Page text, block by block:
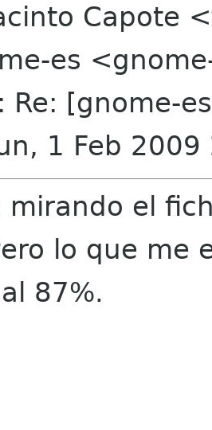
Capote
es
Re: [gnome-
1 Feb
mirando el
lo que me
87%.